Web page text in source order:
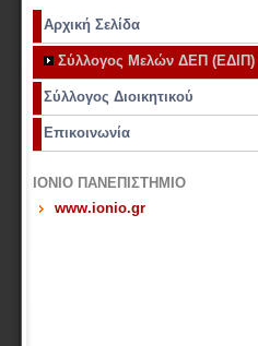
Αρχική Σελίδα
Σύλλογος Μελών ΔΕΠ (ΕΔΙΠ)
Σύλλογος Διοικητικού
Επικοινωνία
ΙΟΝΙΟ ΠΑΝΕΠΙΣΤΗΜΙΟ
www.ionio.gr